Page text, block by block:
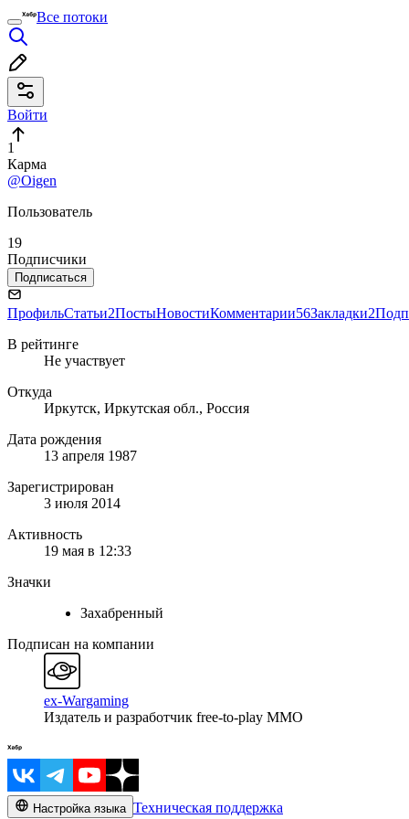
Все потоки
Войти
1
Карма
@Oigen
Пользователь
19
Подписчики
Подписаться
ПрофильСтатьи2ПостыНовостиКомментарии56Закладки2
В рейтинге
Не участвует
Откуда
Иркутск, Иркутская обл., Россия
Дата рождения
13 апреля 1987
Зарегистрирован
3 июля 2014
Активность
19 мая в 12:33
Значки
Захабренный
Подписан на компании
ex-Wargaming
Издатель и разработчик free-to-play MMO
Настройка языка Техническая поддержка